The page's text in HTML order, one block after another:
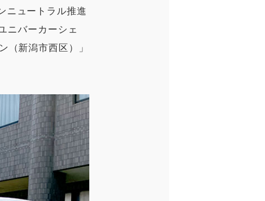
ニュートラル推進
ニバーカーシェ
（新潟市西区）」